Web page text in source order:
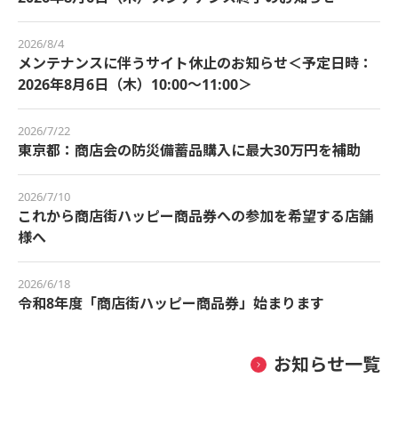
2026/8/4
メンテナンスに伴うサイト休止のお知らせ＜予定日時：
2026年8月6日（木）10:00～11:00＞
2026/7/22
東京都：商店会の防災備蓄品購入に最大30万円を補助
2026/7/10
これから商店街ハッピー商品券への参加を希望する店舗
様へ
2026/6/18
令和8年度「商店街ハッピー商品券」始まります
お知らせ一覧